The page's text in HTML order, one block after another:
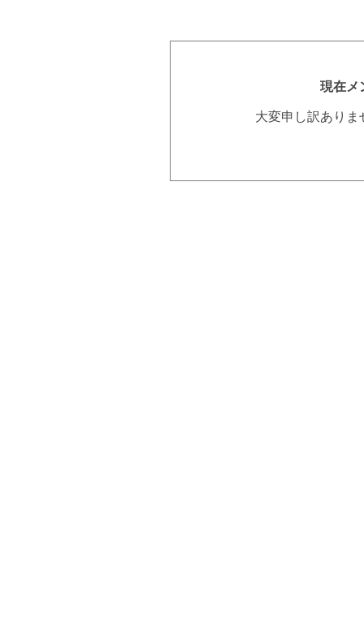
現在メ
大変申し訳あり